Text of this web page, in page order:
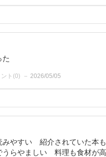
た
ント(0) 2026/05/05
みやすい 紹介されていた本
うらやましい 料理も食材が